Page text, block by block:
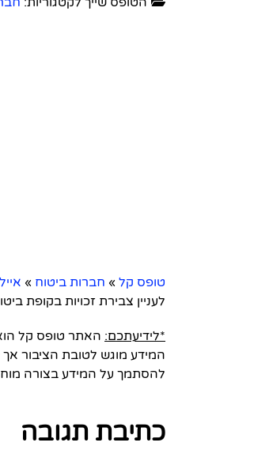
טופס קל » חברות ביטוח »
לעניין צבירת זכויות בקופת
*לידיעתכם: האתר טופס קל
המידע מוגש לטובת הציבור אך
להסתמך על המידע בצורה
כתיבת תגובה